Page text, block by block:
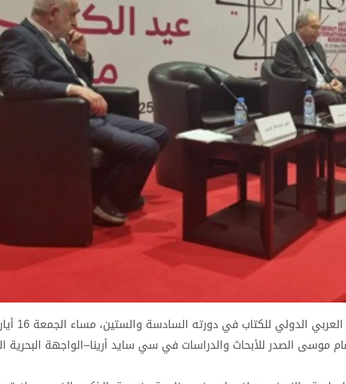
موسى الصدر للأبحاث والدراسات في سي سايد أرينا–الواجهة البحرية